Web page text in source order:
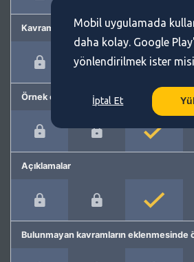
Kavram önerme
Örnek cümleler
Açıklamalar
Bulunmayan kavramların eklenmesinde
Mobil uygulamada
daha kolay. Google
yönlendirilmek ister
İptal Et